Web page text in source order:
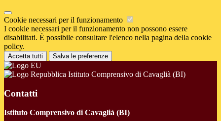
Cookie necessari per il funzionamento
I cookie necessari per il funzionamento non possono essere
disabilitati. È possibile consultare l'elenco nella pagina della cookie
policy.
Accetta tutti Salva le preferenze
Istituto Comprensivo di Cavaglià (BI)
Contatti
Istituto Comprensivo di Cavaglià (BI)